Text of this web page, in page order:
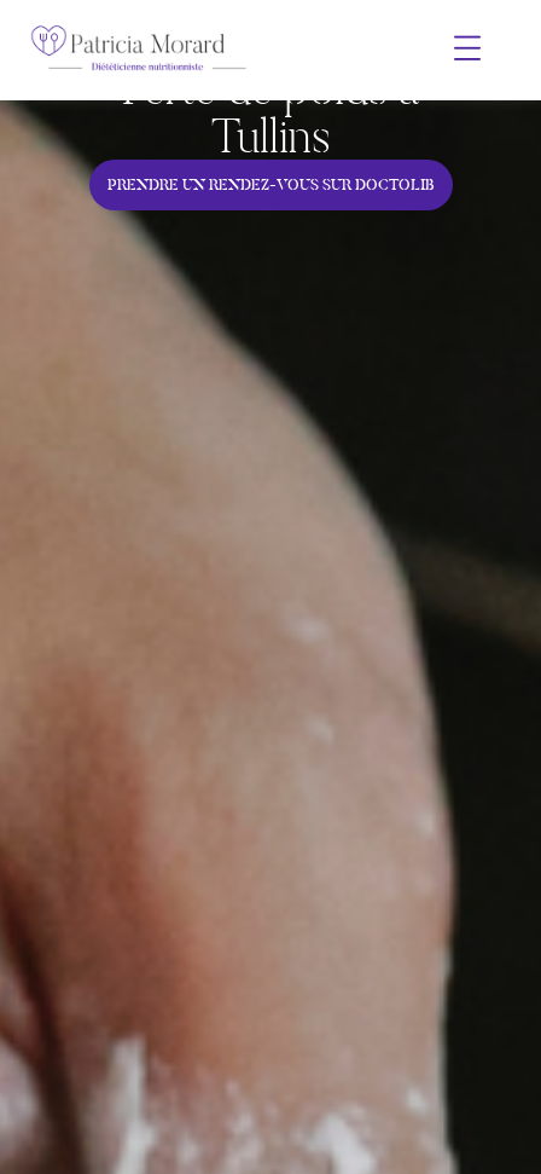
Perte de poids à
Tullins
PRENDRE UN RENDEZ-VOUS SUR DOCTOLIB